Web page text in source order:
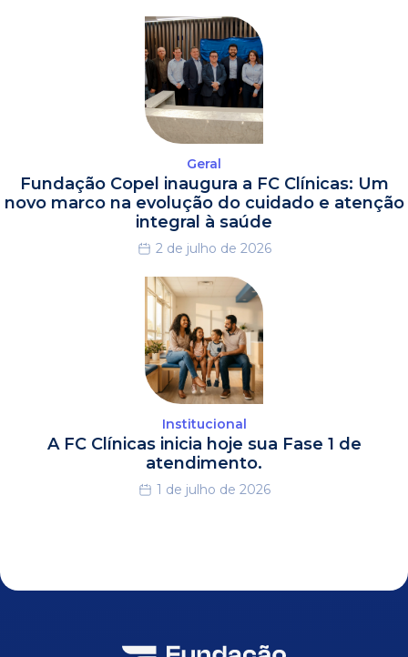
Geral
Fundação Copel inaugura a FC Clínicas: Um
novo marco na evolução do cuidado e atenção
integral à saúde
2 de julho de 2026
Institucional
A FC Clínicas inicia hoje sua Fase 1 de
atendimento.
1 de julho de 2026